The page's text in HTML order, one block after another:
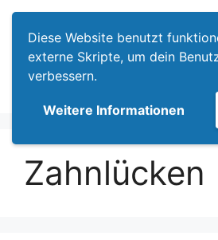
Diese Website benutzt
externe Skripte, um dein
verbessern.
Weitere Informationen
Zum
Inhalt
springen
Zahnlücken